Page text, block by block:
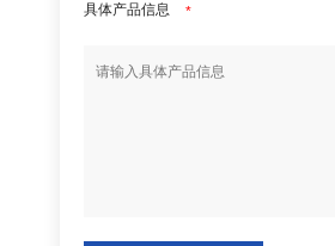
具体产品信息 *